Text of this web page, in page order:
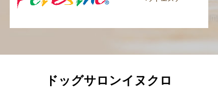
ドッグサロンイヌクロ